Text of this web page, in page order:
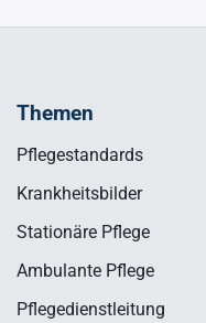
Themen
Pflegestandards
Krankheitsbilder
Stationäre Pflege
Ambulante Pflege
Pflegedienstleitung